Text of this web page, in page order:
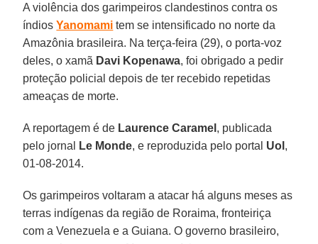
A violência dos garimpeiros clandestinos contra os
índiosYanomami tem se intensificado no norte da
Amazônia brasileira. Na terça-feira (29), o porta-voz
deles, o xamã Davi Kopenawa, foi obrigado a pedir
proteção policial depois de ter recebido repetidas
ameaças de morte.
A reportagem é de Laurence Caramel , publicada
pelo jornal
Le Monde, e reproduzida pelo portal Uol ,
01-08-2014.
Os garimpeiros voltaram a atacar há alguns meses as
terras indígenas da região de Roraima, fronteiriça
com a Venezuela e a Guiana. O governo brasileiro,